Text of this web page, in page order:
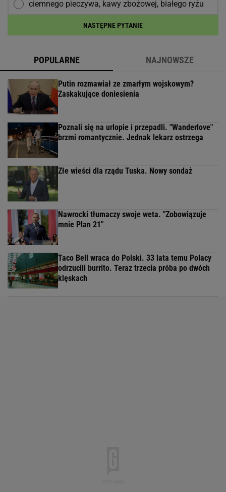
ciemnego pieczywa, kawy zbożowej, białego ryżu
NASTĘPNE PYTANIE
POPULARNE NAJNOWSZE
Putin rozmawiał ze zmarłym wojskowym?
Zaskakujące doniesienia
Poznali się na urlopie i przepadli. "Wanderlove"
brzmi romantycznie. Jednak lekarz ostrzega
Złe wieści dla rządu Tuska. Nowy sondaż
Nawrocki tłumaczy swoje weta. "Zobowiązuje
mnie Plan 21"
Taco Bell wraca do Polski. 33 lata temu Polacy
odrzucili burrito. Teraz trzecia próba po dwóch
klęskach